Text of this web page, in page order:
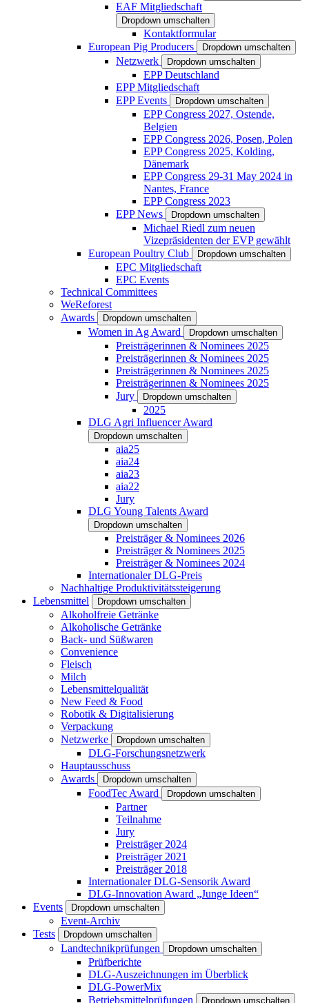
EAF Mitgliedschaft
Dropdown umschalten
Kontaktformular
European Pig Producers
Dropdown umschalten
Netzwerk Dropdown umschalten
EPP Deutschland
EPP Mitgliedschaft
EPP Events
Dropdown umschalten
EPP Congress 2027, Ostende,
Belgien
EPP Congress 2026, Posen, Polen
EPP Congress 2025, Kolding,
Dänemark
EPP Congress 29-31 May 2024 in
Nantes, France
EPP Congress 2023
EPP News
Dropdown umschalten
Michael Riedl zum neuen
Vizepräsidenten der EVP gewählt
European Poultry Club
Dropdown umschalten
EPC Mitgliedschaft
EPC Events
Technical Committees
WeReforest
Awards
Dropdown umschalten
Women in Ag Award Dropdown umschalten
Preisträgerinnen & Nominees 2025
Preisträgerinnen & Nominees 2025
Preisträgerinnen & Nominees 2025
Preisträgerinnen & Nominees 2025
Jury
Dropdown umschalten
2025
DLG Agri Influencer Award
Dropdown umschalten
aia25
aia24
aia23
aia22
Jury
DLG Young Talents Award
Dropdown umschalten
Preisträger & Nominees 2026
Preisträger & Nominees 2025
Preisträger & Nominees 2024
Internationaler DLG-Preis
Nachhaltige Produktivitätssteigerung
Lebensmittel
Dropdown umschalten
Alkoholfreie Getränke
Alkoholische Getränke
Back- und Süßwaren
Convenience
Fleisch
Milch
Lebensmittelqualität
New Feed & Food
Robotik & Digitalisierung
Verpackung
Netzwerke
Dropdown umschalten
DLG-Forschungsnetzwerk
Hauptausschuss
Awards
Dropdown umschalten
FoodTec Award Dropdown umschalten
Partner
Teilnahme
Jury
Preisträger 2024
Preisträger 2021
Preisträger 2018
Internationaler DLG-Sensorik Award
DLG-Innovation Award „Junge Ideen“
Events
Dropdown umschalten
Event-Archiv
Tests
Dropdown umschalten
Landtechnikprüfungen Dropdown umschalten
Prüfberichte
DLG-Auszeichnungen im Überblick
DLG-PowerMix
Betriebsmittelprüfungen
Dropdown umschalten